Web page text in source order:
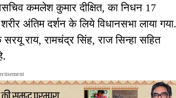
कमलेश कुमार दीक्षित, का निधन 17
अंतिम दर्शन के लिये विधानसभा लाया गया.
राय, रामचंद्र सिंह, राज सिन्हा सहित